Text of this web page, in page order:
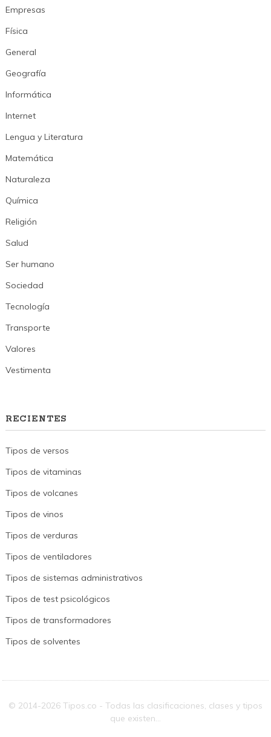
Empresas
Física
General
Geografía
Informática
Internet
Lengua y Literatura
Matemática
Naturaleza
Química
Religión
Salud
Ser humano
Sociedad
Tecnología
Transporte
Valores
Vestimenta
RECIENTES
Tipos de versos
Tipos de vitaminas
Tipos de volcanes
Tipos de vinos
Tipos de verduras
Tipos de ventiladores
Tipos de sistemas administrativos
Tipos de test psicológicos
Tipos de transformadores
Tipos de solventes
© 2014-2026 Tipos.co - Todas las clasificaciones, clases y tipos
que existen...